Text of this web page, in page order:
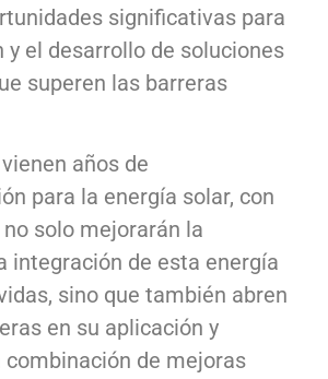
significativas para
y el desarrollo de soluciones
superen las barreras
años de
para la energía solar, con
solo mejorarán la
integración de esta energía
sino que también abren
en su aplicación y
combinación de mejoras